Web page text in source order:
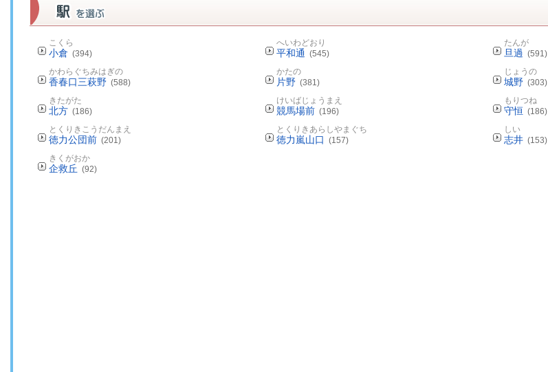
こくら
小倉 (394)
へいわどおり
平和通 (545)
たんが
旦過 (591)
かわらぐちみはぎの
香春口三萩野 (588)
かたの
片野 (381)
じょうの
城野 (303)
きたがた
北方 (186)
けいばじょうまえ
競馬場前 (196)
もりつね
守恒 (186)
とくりきこうだんまえ
徳力公団前 (201)
とくりきあらしやまぐち
徳力嵐山口 (157)
しい
志井 (153)
きくがおか
企救丘 (92)